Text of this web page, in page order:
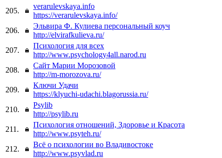
205.
verarulevskaya.info
https://verarulevskaya.info/
206.
Эльвира Ф. Кулиева персональный коуч
http://elvirafkulieva.ru/
207.
Психология для всех
http://www.psychology4all.narod.ru
208.
Сайт Марии Морозовой
http://m-morozova.ru/
209.
Ключи Удачи
https://klyuchi-udachi.blagorussia.ru/
210.
Psylib
http://psylib.ru
211.
Психология отношений, Здоровье и Красота
http://www.psyteh.ru/
212.
Всё о психологии во Владивостоке
http://www.psyvlad.ru